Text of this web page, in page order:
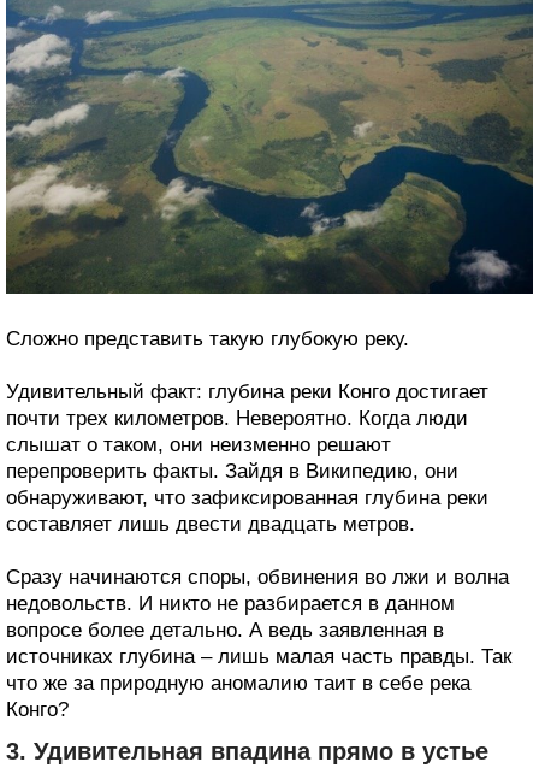
Сложно представить такую глубокую реку.
Удивительный факт: глубина реки Конго достигает
почти трех километров. Невероятно. Когда люди
слышат о таком, они неизменно решают
перепроверить факты. Зайдя в Википедию, они
обнаруживают, что зафиксированная глубина реки
составляет лишь двести двадцать метров.
Сразу начинаются споры, обвинения во лжи и волна
недовольств. И никто не разбирается в данном
вопросе более детально. А ведь заявленная в
источниках глубина – лишь малая часть правды. Так
что же за природную аномалию таит в себе река
Конго?
3. Удивительная впадина прямо в устье